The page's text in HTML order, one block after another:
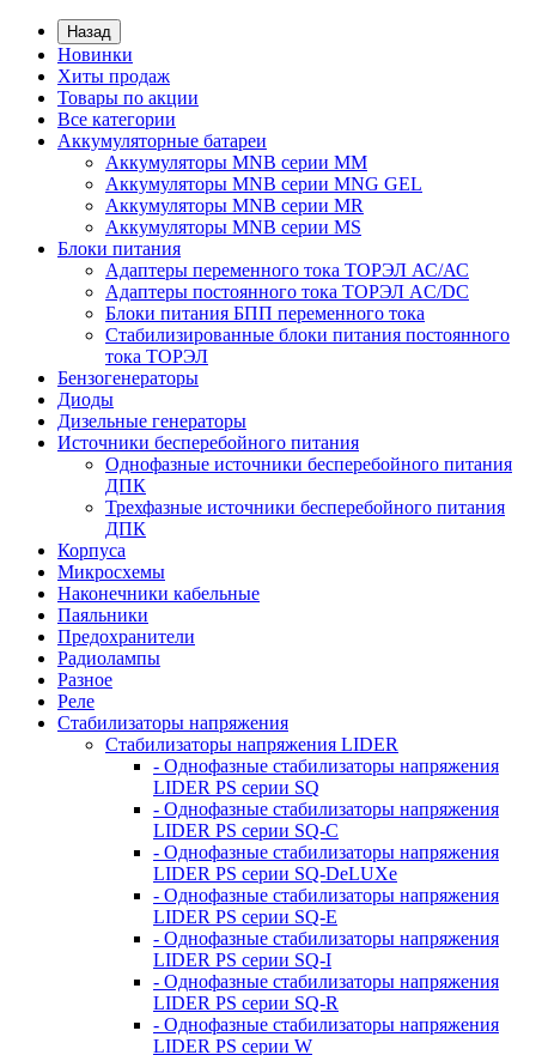
Назад
Новинки
Хиты продаж
Товары по акции
Все категории
Аккумуляторные батареи
Аккумуляторы MNB серии MM
Аккумуляторы MNB серии MNG GEL
Аккумуляторы MNB серии MR
Аккумуляторы MNB серии MS
Блоки питания
Адаптеры переменного тока ТОРЭЛ АС/АС
Адаптеры постоянного тока ТОРЭЛ AC/DC
Блоки питания БПП переменного тока
Стабилизированные блоки питания постоянного
тока ТОРЭЛ
Бензогенераторы
Диоды
Дизельные генераторы
Источники бесперебойного питания
Однофазные источники бесперебойного питания
ДПК
Трехфазные источники бесперебойного питания
ДПК
Корпуса
Микросхемы
Наконечники кабельные
Паяльники
Предохранители
Радиолампы
Разное
Реле
Стабилизаторы напряжения
Стабилизаторы напряжения LIDER
- Однофазные стабилизаторы напряжения
LIDER PS серии SQ
- Однофазные стабилизаторы напряжения
LIDER PS серии SQ-C
- Однофазные стабилизаторы напряжения
LIDER PS серии SQ-DeLUXe
- Однофазные стабилизаторы напряжения
LIDER PS серии SQ-E
- Однофазные стабилизаторы напряжения
LIDER PS серии SQ-I
- Однофазные стабилизаторы напряжения
LIDER PS серии SQ-R
- Однофазные стабилизаторы напряжения
LIDER PS серии W